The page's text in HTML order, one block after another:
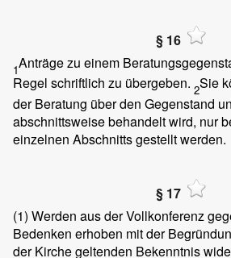
§ 16
1Anträge zu einem
Regel schriftlich zu übergeben. 2Sie
der Beratung über den Gegenstand
abschnittsweise behandelt wird, nur
einzelnen Abschnitts gestellt werden.
§ 17
(1) Werden aus der Vollkonferenz
Bedenken erhoben mit der
der Kirche geltenden Bekenntnis